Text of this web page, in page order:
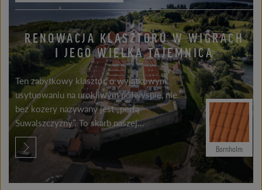
RENOWACJA KLASZTORU W WIGRACH
I JEGO WIELKA TAJEMNICA
Ten zabytkowy klasztor, o wyjątkowym
usytuowaniu na urokliwym półwyspie, nie
bez kozery nazywany jest „perłą
Suwalszczyzny”. To skarb naszej...
Bornholm